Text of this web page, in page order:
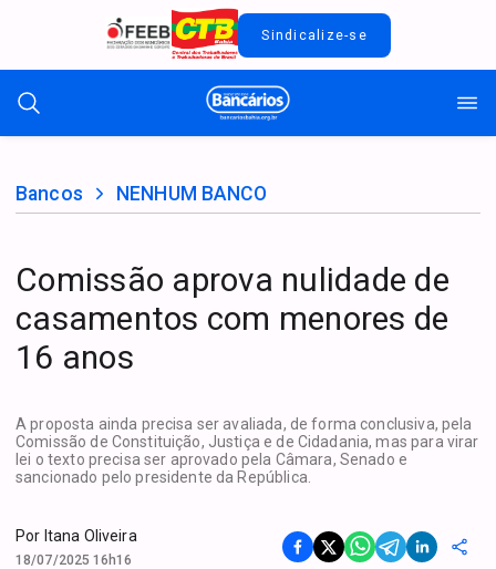
Sindicalize-se
Bancos NENHUM BANCO
Comissão aprova nulidade de
casamentos com menores de
16 anos
A proposta ainda precisa ser avaliada, de forma conclusiva, pela
Comissão de Constituição, Justiça e de Cidadania, mas para virar
lei o texto precisa ser aprovado pela Câmara, Senado e
sancionado pelo presidente da República.
Por Itana Oliveira
18/07/2025 16h16